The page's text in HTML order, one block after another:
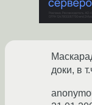
доки, в